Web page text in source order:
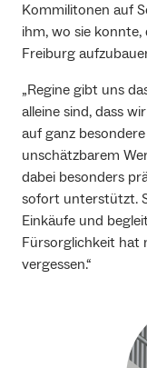
Kommilitonen auf
ihm, wo sie konnte,
Freiburg
„Regine gibt uns
alleine sind, dass
auf ganz
unschätzbarem
dabei besonders
sofort unterstützt.
Einkäufe und
Fürsorglichkeit hat
vergessen.“